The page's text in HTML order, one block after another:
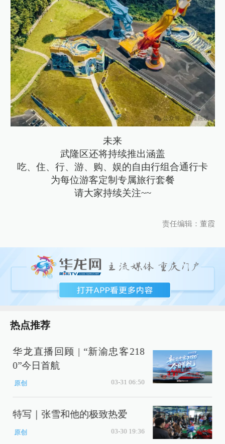
未来
武隆区还将持续推出涵盖
吃、住、行、游、购、娱的自由行组合通行卡
为每位游客定制专属旅行套餐
请大家持续关注~~
责任编辑：董霞
热点推荐
华龙直播回顾 | “新渝忠客218
0”今日首航
原创 03-31 06:50
特写｜张雪和他的极致热爱
原创 03-30 19:36